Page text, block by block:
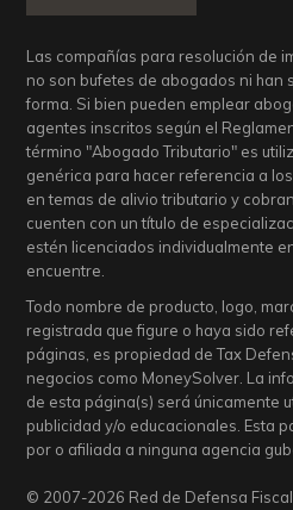
Las compañías para resolución de
no son bufetes de abogados ni han
forma. Si bien pueden emplear
agentes inscritos según el
término "Abogado Tributario" es
genérica para hacer referencia a
en temas de alivio tributario y
cuenten con un título de
estén licenciados individualmente
encuentre.
Todo nombre de producto, logo,
registrada que figure o haya sido
páginas, es propiedad de Tax
negocios como MoneySolver. La
de esta página(s) será únicamente
publicidad y/o educacionales. Esta
por o afiliada a ninguna agencia
© 2007-2026 Red de Defensa